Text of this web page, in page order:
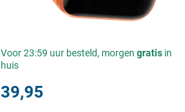
Voor 23:59 uur besteld, morgengratis in
huis
39,95